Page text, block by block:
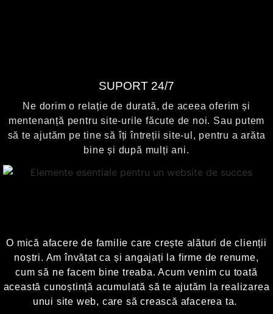
SUPORT 24/7
Ne dorim o relație de durată, de aceea oferim și
mentenanță pentru site-urile făcute de noi. Sau putem
să te ajutăm pe tine să îți întreții site-ul, pentru a arăta
bine și după mulți ani.
O mică afacere de familie care crește alături de clienții
noștri. Am învățat ca și angajați la firme de renume,
cum să ne facem bine treaba. Acum venim cu toată
această cunoștință acumulată să te ajutăm la realizarea
unui site web, care să crească afacerea ta.